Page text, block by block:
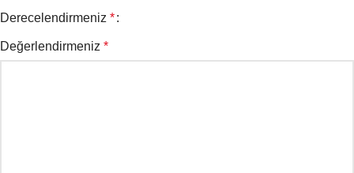
Derecelendirmeniz *
Değerlendirmeniz *